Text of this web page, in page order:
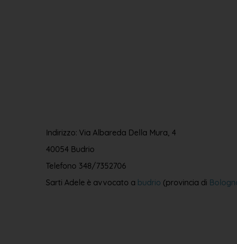
Indirizzo: Via Albareda Della Mura, 4
40054 Budrio
Telefono 348/7352706
Sarti Adele è avvocato a budrio (provincia di